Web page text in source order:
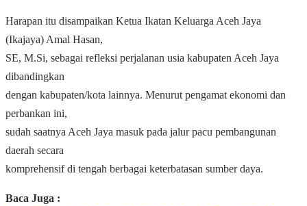
Harapan itu disampaikan Ketua Ikatan Keluarga Aceh Jaya
(Ikajaya) Amal Hasan,
SE, M.Si, sebagai refleksi perjalanan usia kabupaten Aceh Jaya
dibandingkan
dengan kabupaten/kota lainnya. Menurut pengamat ekonomi dan
perbankan ini,
sudah saatnya Aceh Jaya masuk pada jalur pacu pembangunan
daerah secara
komprehensif di tengah berbagai keterbatasan sumber daya.
Baca Juga :